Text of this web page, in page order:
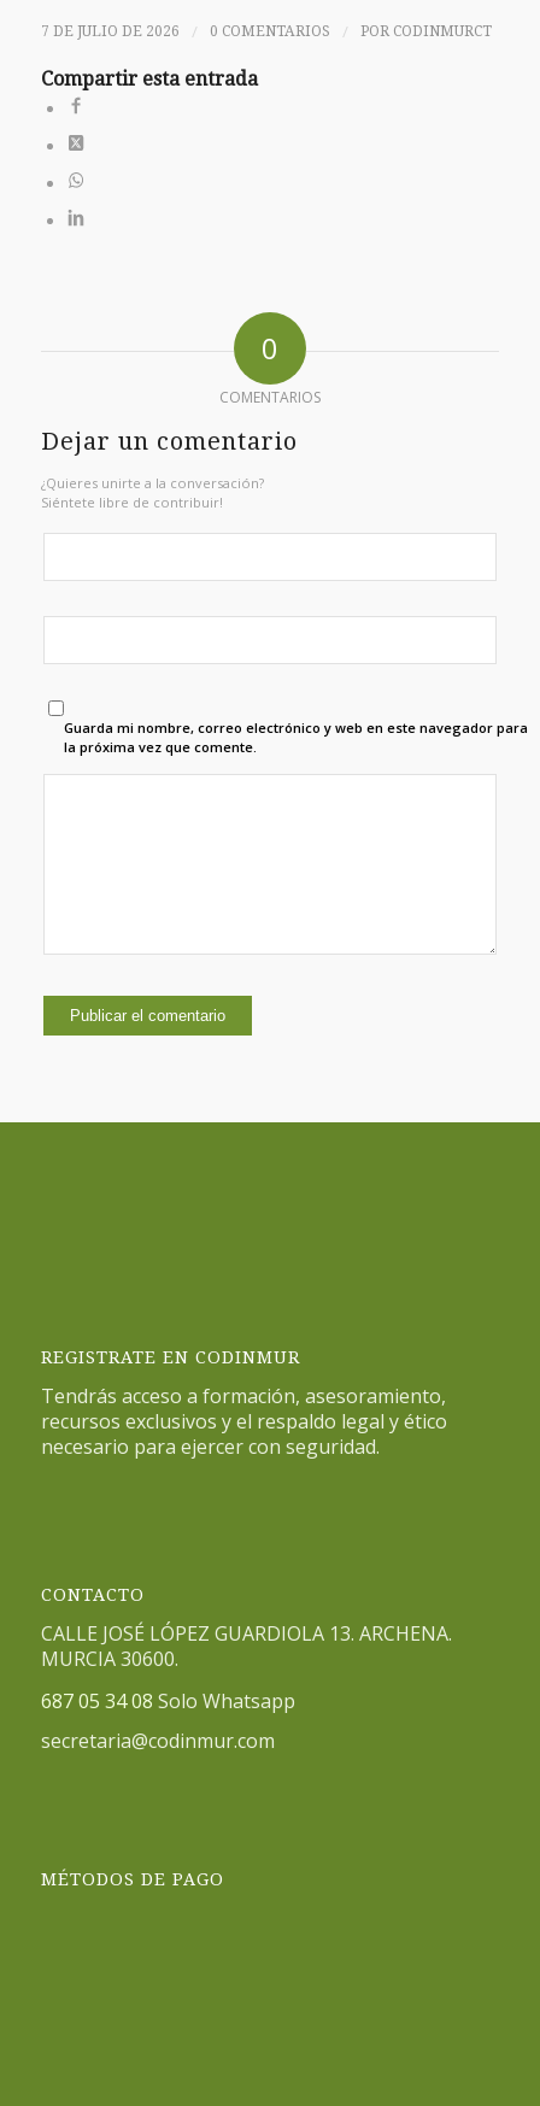
7 DE JULIO DE 2026 / 0 COMENTARIOS / POR CODINMURCT
Compartir esta entrada
0
COMENTARIOS
Dejar un comentario
¿Quieres unirte a la conversación?
Siéntete libre de contribuir!
Guarda mi nombre, correo electrónico y web en este navegador para
la próxima vez que comente.
REGISTRATE EN CODINMUR
Tendrás acceso a formación, asesoramiento,
recursos exclusivos y el respaldo legal y ético
necesario para ejercer con seguridad.
CONTACTO
CALLE JOSÉ LÓPEZ GUARDIOLA 13. ARCHENA.
MURCIA 30600.
687 05 34 08 Solo Whatsapp
secretaria@codinmur.com
MÉTODOS DE PAGO